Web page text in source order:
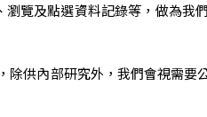
覽及點選資料記錄等，做為我
供內部研究外，我們會視需要